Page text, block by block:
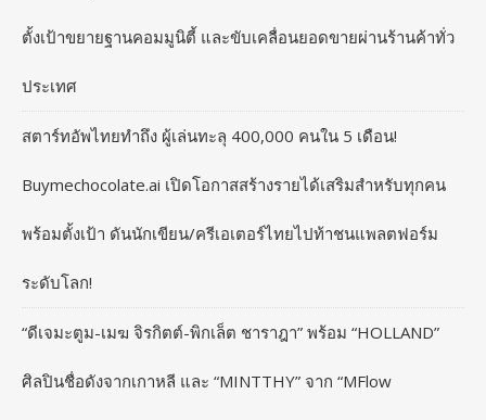
ตั้งเป้าขยายฐานคอมมูนิตี้ และขับเคลื่อนยอดขายผ่านร้านค้าทั่ว
ประเทศ
สตาร์ทอัพไทยทำถึง ผู้เล่นทะลุ 400,000 คนใน 5 เดือน!
Buymechocolate.ai เปิดโอกาสสร้างรายได้เสริมสำหรับทุกคน
พร้อมตั้งเป้า ดันนักเขียน/ครีเอเตอร์ไทยไปท้าชนแพลตฟอร์ม
ระดับโลก!
“ดีเจมะตูม-เมฆ จิรกิตต์-พิกเล็ต ชาราฎา” พร้อม “HOLLAND”
ศิลปินชื่อดังจากเกาหลี และ “MINTTHY” จาก “MFlow